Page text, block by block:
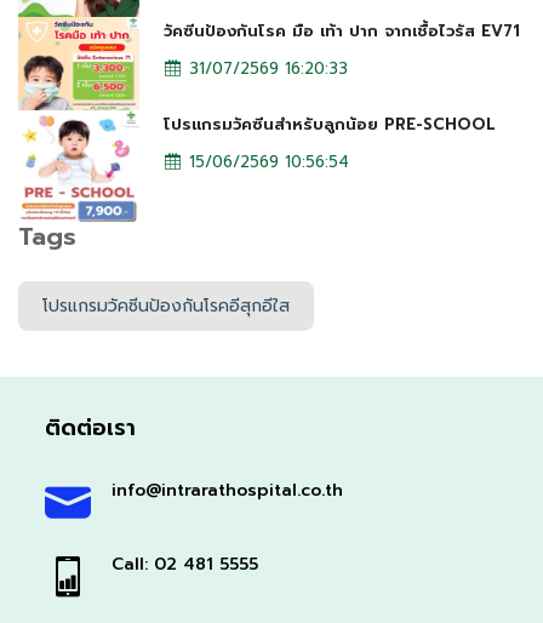
วัคซีนป้องกันโรค มือ เท้า ปาก จากเชื้อไวรัส EV71
31/07/2569 16:20:33
โปรแกรมวัคซีนสำหรับลูกน้อย PRE-SCHOOL
15/06/2569 10:56:54
Tags
โปรแกรมวัคซีนป้องกันโรคอีสุกอีใส
ติดต่อเรา
info@intrarathospital.co.th
Call: 02 481 5555